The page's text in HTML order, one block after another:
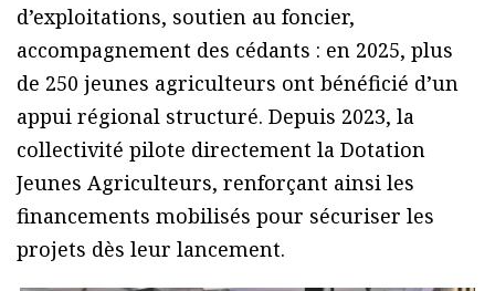
d’exploitations, soutien au foncier,
accompagnement des cédants : en 2025, plus
de 250 jeunes agriculteurs ont bénéficié d’un
appui régional structuré. Depuis 2023, la
collectivité pilote directement la Dotation
Jeunes Agriculteurs, renforçant ainsi les
financements mobilisés pour sécuriser les
projets dès leur lancement.